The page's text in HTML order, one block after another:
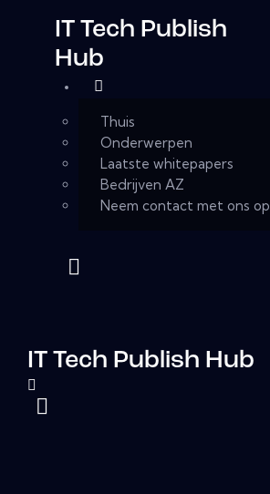
IT Tech Publish
Hub
Thuis
Onderwerpen
Laatste whitepapers
Bedrijven AZ
Neem contact met ons op
IT Tech Publish Hub